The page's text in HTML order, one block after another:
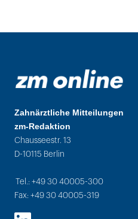
Zahnärztliche Mitteilungen
zm-Redaktion
Chausseestr. 13
D-10115 Berlin
Tel.: +49 30 40005-300
Fax: +49 30 40005-319